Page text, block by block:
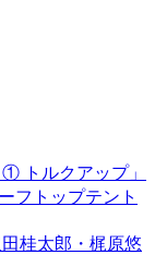
トルクアップ」
フトップテント
桂太郎・梶原悠